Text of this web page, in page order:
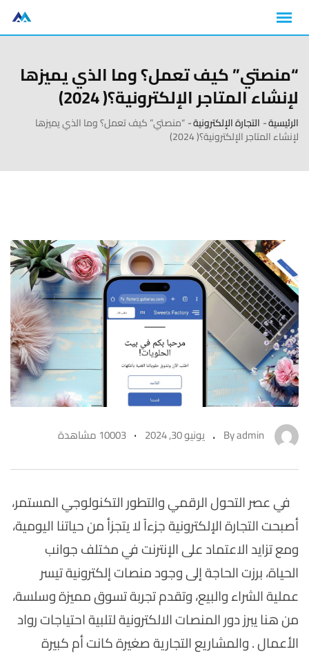
“منصتي” كيف تعمل؟ وما الذي يميزها
لإنشاء المتاجر الإلكترونية؟( 2024)
الرئيسية- التجارة الإلكترونية-“منصتي” كيف تعمل؟ وما الذي يميزها
لإنشاء المتاجر الإلكترونية؟( 2024)
Byadmin يونيو 30, 2024 10003 مشاهدة
في عصر التحول الرقمي والتطور التكنولوجي المستمر،
أصبحت التجارة الإلكترونية جزءاً لا يتجزأ من حياتنا اليومية،
ومع تزايد الاعتماد على الإنترنت في مختلف جوانب
الحياة، برزت الحاجة إلى وجود منصات إلكترونية تيسر
عملية الشراء والبيع، وتقدم تجربة تسوق مميزة وسلسة،
من هنا يبرز دور المنصات الالكترونية لتلبية احتياجات رواد
الأعمال . والمشاريع التجارية صغيرة كانت أم كبيرة